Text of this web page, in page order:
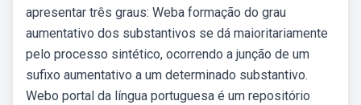
apresentar três graus: Weba formação do grau
aumentativo dos substantivos se dá maioritariamente
pelo processo sintético, ocorrendo a junção de um
sufixo aumentativo a um determinado substantivo.
Webo portal da língua portuguesa é um repositório